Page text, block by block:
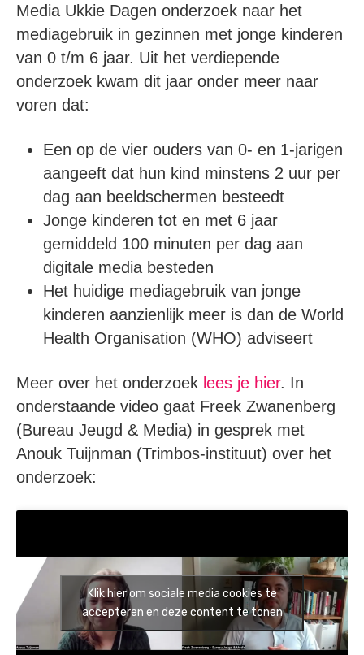
Media Ukkie Dagen onderzoek naar het
mediagebruik in gezinnen met jonge kinderen
van 0 t/m 6 jaar. Uit het verdiepende
onderzoek kwam dit jaar onder meer naar
voren dat:
Een op de vier ouders van 0- en 1-jarigen
aangeeft dat hun kind minstens 2 uur per
dag aan beeldschermen besteedt
Jonge kinderen tot en met 6 jaar
gemiddeld 100 minuten per dag aan
digitale media besteden
Het huidige mediagebruik van jonge
kinderen aanzienlijk meer is dan de World
Health Organisation (WHO) adviseert
Meer over het onderzoek lees je hier. In
onderstaande video gaat Freek Zwanenberg
(Bureau Jeugd & Media) in gesprek met
Anouk Tuijnman (Trimbos-instituut) over het
onderzoek:
Klik hier om sociale media cookies te
accepteren en deze content te tonen